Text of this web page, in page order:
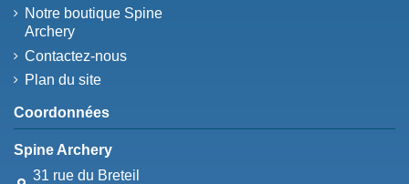
Notre boutique Spine
Archery
Contactez-nous
Plan du site
Coordonnées
Spine Archery
31 rue du Breteil